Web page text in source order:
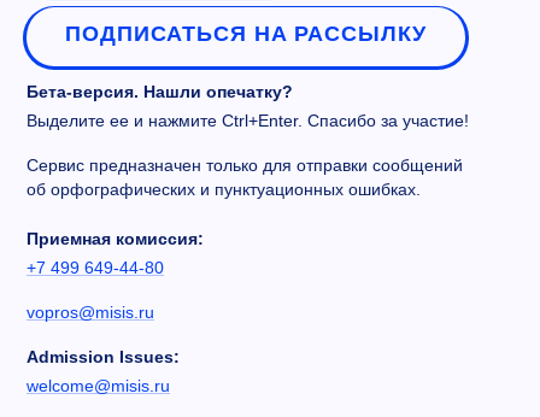
ПОДПИСАТЬСЯ НА РАССЫЛКУ
Бета-версия. Нашли опечатку?
Выделите ее и нажмите Ctrl+Enter. Спасибо за участие!
Сервис предназначен только для отправки сообщений
об орфографических и пунктуационных ошибках.
Приемная комиссия:
+7 499 649-44-80
vopros@misis.ru
Admission Issues:
welcome@misis.ru